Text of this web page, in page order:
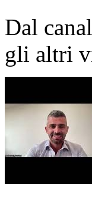
Dal
gli altri